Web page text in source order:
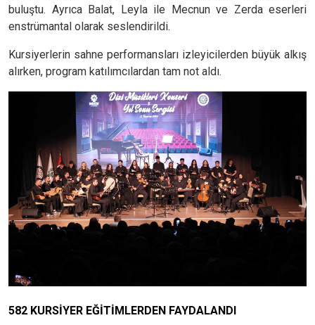
buluştu. Ayrıca Balat, Leyla ile Mecnun ve Zerda eserleri
enstrümantal olarak seslendirildi.
Kursiyerlerin sahne performansları izleyicilerden büyük alkış
alırken, program katılımcılardan tam not aldı.
582 KURSİYER EĞİTİMLERDEN FAYDALANDI